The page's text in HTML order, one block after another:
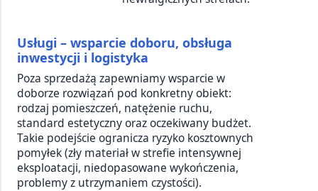
Usługi – wsparcie doboru, obsługa
inwestycji i logistyka
Poza sprzedażą zapewniamy wsparcie w
doborze rozwiązań pod konkretny obiekt:
rodzaj pomieszczeń, natężenie ruchu,
standard estetyczny oraz oczekiwany budżet.
Takie podejście ogranicza ryzyko kosztownych
pomyłek (zły materiał w strefie intensywnej
eksploatacji, niedopasowane wykończenia,
problemy z utrzymaniem czystości).